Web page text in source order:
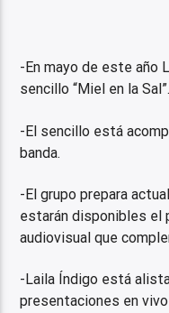
-En mayo de este año
sencillo “Miel en la Sal”.
-El sencillo está
banda.
-El grupo prepara
estarán disponibles el
audiovisual que
-Laila Índigo está
presentaciones en